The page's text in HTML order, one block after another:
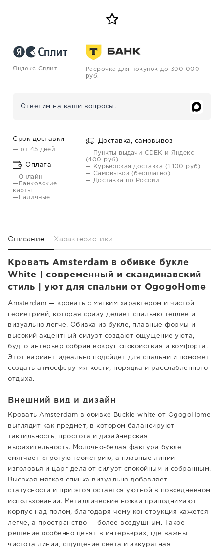
Яндекс Сплит
Расрочка для покупок до 300 000
руб.
Ответим на ваши вопросы.
Срок доставки
— от 45 дней
Оплата
—Онлайн
—Банковские
карты
—Наличные
Доставка, самовывоз
— Пункты выдачи CDEK и Яндекс
(400 руб)
— Курьерская доставка (1 100 руб)
— Самовывоз (бесплатно)
— Доставка по России
Описание Характеристики
Кровать Amsterdam в обивке букле
White | современный и скандинавский
стиль | уют для спальни от OgogoHome
Amsterdam — кровать с мягким характером и чистой
геометрией, которая сразу делает спальню теплее и
визуально легче. Обивка из букле, плавные формы и
высокий акцентный силуэт создают ощущение уюта,
будто интерьер собран вокруг спокойствия и комфорта.
Этот вариант идеально подойдет для спальни и поможет
создать атмосферу мягкости, порядка и расслабленного
отдыха.
Внешний вид и дизайн
Кровать Amsterdam в обивке Buckle white от OgogoHome
выглядит как предмет, в котором балансируют
тактильность, простота и дизайнерская
выразительность. Молочно-белая фактура букле
смягчает строгую геометрию, а плавные линии
изголовья и царг делают силуэт спокойным и собранным.
Высокая мягкая спинка визуально добавляет
статусности и при этом остается уютной в повседневном
использовании. Металлические ножки приподнимают
корпус над полом, благодаря чему конструкция кажется
легче, а пространство — более воздушным. Такое
решение особенно ценят в интерьерах, где важны
чистота линии, ощущение света и аккуратная